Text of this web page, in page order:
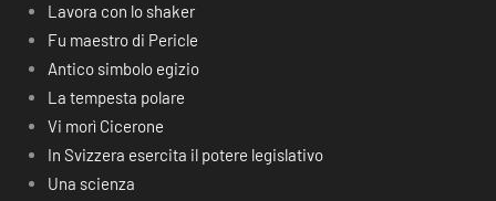
Lavora con lo shaker
Fu maestro di Pericle
Antico simbolo egizio
La tempesta polare
Vi morì Cicerone
In Svizzera esercita il potere legislativo
Una scienza